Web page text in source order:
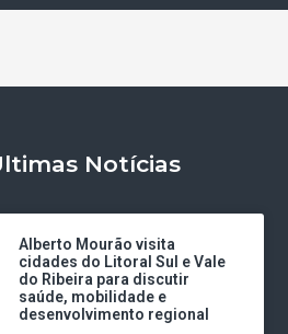
Notícias
Alberto Mourão visita
cidades do Litoral Sul e Vale
do Ribeira para discutir
saúde, mobilidade e
desenvolvimento regional